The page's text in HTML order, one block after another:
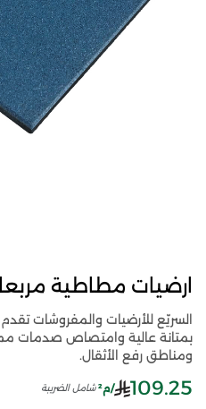
ارضيات مطاطية
السريّع للأرضيات والمفروشات
بمتانة عالية وامتصاص صدمات
ومناطق رفع الأثقال.
109.25 /م² شامل الضريبة